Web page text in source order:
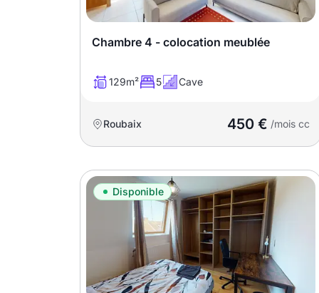
Non meublé
Nombre de pièces
T1 T1 bis
T5
T8 T9
Chambre 4 - colocation meublée
129m² 5 Cave
Roubaix 450 € /mois cc
Disponible